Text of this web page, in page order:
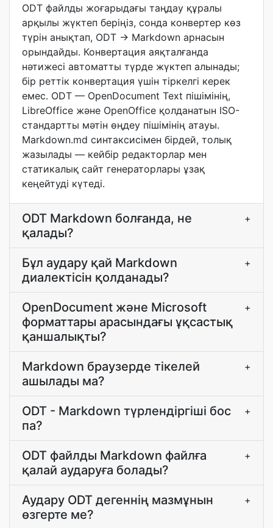
ODT файлды жоғарыдағы таңдау құралы
арқылы жүктеп беріңіз, сонда конвертер көз
түрін анықтап, ODT → Markdown арнасын
орындайды. Конвертация аяқталғанда
нәтижесі автоматты түрде жүктеп алынады;
бір реттік конвертация үшін тіркелгі керек
емес. ODT — OpenDocument Text пішімінің,
LibreOffice және OpenOffice қолданатын ISO-
стандартты мәтін өңдеу пішімінің атауы.
Markdown.md синтаксисімен бірдей, толық
жазылады — кейбір редакторлар мен
статикалық сайт генераторлары ұзақ
кеңейтуді күтеді.
ODT Markdown болғанда, не
қалады?
+
Бұл аудару қай Markdown
диалектісін қолданады?
+
OpenDocument және Microsoft
форматтары арасындағы ұқсастық
қаншалықты?
+
Markdown браузерде тікелей
ашылады ма?
+
ODT - Markdown түрлендіргіші бос
па?
+
ODT файлды Markdown файлға
қалай аударуға болады?
+
Аудару ODT дегеннің мазмұнын
өзгерте ме?
+